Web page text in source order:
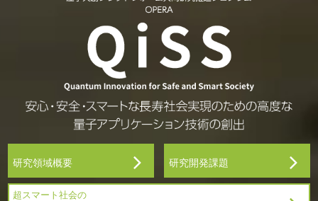
研究領域概要 研究開発課題
超スマート社会の